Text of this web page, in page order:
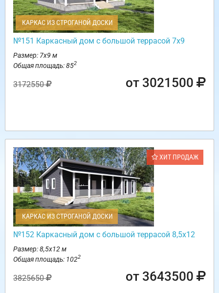
КАРКАС ИЗ СТРОГАНОЙ ДОСКИ
№151 Каркасный дом с большой террасой 7х9
Размер: 7х9 м
Общая площадь: 852
3172550 от 3021500
ХИТ ПРОДАЖ
КАРКАС ИЗ СТРОГАНОЙ ДОСКИ
№152 Каркасный дом с большой террасой 8,5х12
Размер: 8,5х12 м
Общая площадь: 1022
3825650 от 3643500